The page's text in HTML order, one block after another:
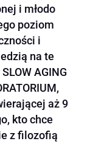
i młodo
poziom
i
na te
AGING
aż 9
kto chce
z filozofią